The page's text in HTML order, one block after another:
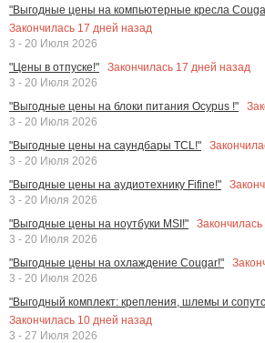
"Выгодные цены на компьютерные кресла
Закончилась 17 дней назад
3 - 20 Июля 2026
"Цены в отпуске!"
Закончилась 17 дней назад
3 - 20 Июля 2026
"Выгодные цены на блоки питания Ocypus !"
3 - 20 Июля 2026
"Выгодные цены на саундбары TCL!"
3 - 20 Июля 2026
"Выгодные цены на аудиотехнику Fifine!"
3 - 20 Июля 2026
"Выгодные цены на ноутбуки MSI!"
Закончилась
3 - 20 Июля 2026
"Выгодные цены на охлаждение Cougar!"
3 - 20 Июля 2026
"Выгодный комплект: крепления, шлемы и
Закончилась 10 дней назад
3 - 27 Июля 2026